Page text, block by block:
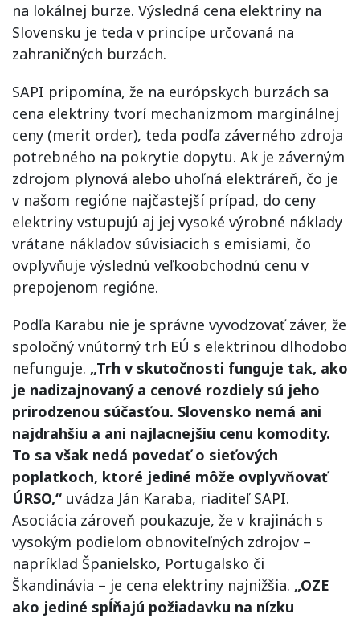
na lokálnej burze. Výsledná cena elektriny na
Slovensku je teda v princípe určovaná na
zahraničných burzách.
SAPI pripomína, že na európskych burzách sa
cena elektriny tvorí mechanizmom marginálnej
ceny (merit order), teda podľa záverného zdroja
potrebného na pokrytie dopytu. Ak je záverným
zdrojom plynová alebo uhoľná elektráreň, čo je
v našom regióne najčastejší prípad, do ceny
elektriny vstupujú aj jej vysoké výrobné náklady
vrátane nákladov súvisiacich s emisiami, čo
ovplyvňuje výslednú veľkoobchodnú cenu v
prepojenom regióne.
Podľa Karabu nie je správne vyvodzovať záver, že
spoločný vnútorný trh EÚ s elektrinou dlhodobo
nefunguje. „Trh v skutočnosti funguje tak, ako
je nadizajnovaný a cenové rozdiely sú jeho
prirodzenou súčasťou. Slovensko nemá ani
najdrahšiu a ani najlacnejšiu cenu komodity.
To sa však nedá povedať o sieťových
poplatkoch, ktoré jediné môže ovplyvňovať
ÚRSO,“ uvádza Ján Karaba, riaditeľ SAPI.
Asociácia zároveň poukazuje, že v krajinách s
vysokým podielom obnoviteľných zdrojov –
napríklad Španielsko, Portugalsko či
Škandinávia – je cena elektriny najnižšia. „OZE
ako jediné spĺňajú požiadavku na nízku